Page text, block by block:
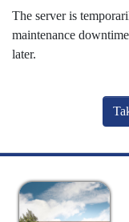
The server is
maintenance
later.